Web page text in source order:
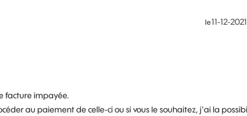
le‎11-12-2021
facture impayée.
au paiement de celle-ci ou si vous le souhaitez, j'ai la